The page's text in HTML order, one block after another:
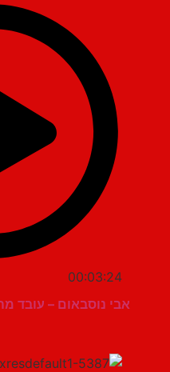
00:03:24
אבי נוסבאום – עובד מהבית